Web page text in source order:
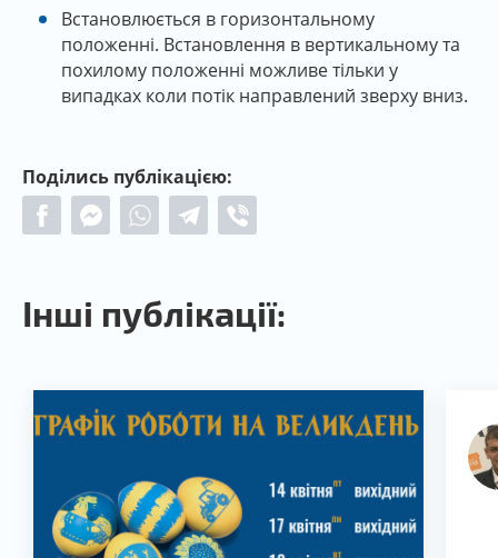
Встановлюється в горизонтальному
положенні. Встановлення в вертикальному та
похилому положенні можливе тільки у
випадках коли потік направлений зверху вниз.
Поділись публікацією:
Інші публікації: